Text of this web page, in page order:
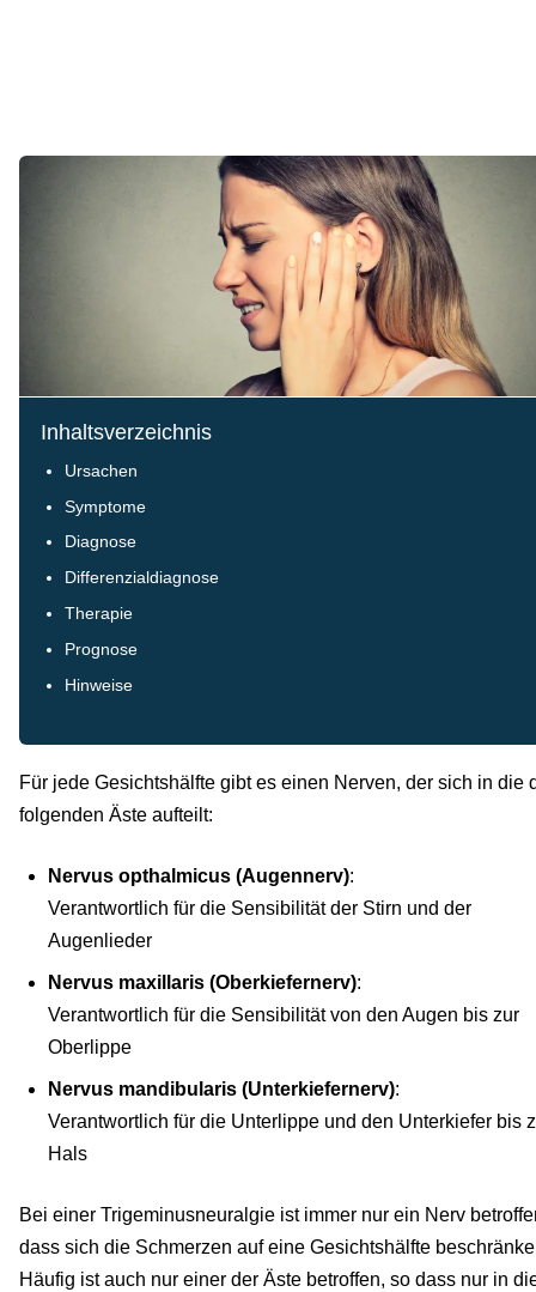
Inhaltsverzeichnis
Ursachen
Symptome
Diagnose
Differenzialdiagnose
Therapie
Prognose
Hinweise
Für jede Gesichtshälfte gibt es einen Nerven, der sich in die
folgenden Äste aufteilt:
Nervus opthalmicus (Augennerv):
Verantwortlich für die Sensibilität der Stirn und der
Augenlieder
Nervus maxillaris (Oberkiefernerv):
Verantwortlich für die Sensibilität von den Augen bis zur
Oberlippe
Nervus mandibularis (Unterkiefernerv):
Verantwortlich für die Unterlippe und den Unterkiefer bis
Hals
Bei einer Trigeminusneuralgie ist immer nur ein Nerv
dass sich die Schmerzen auf eine Gesichtshälfte
Häufig ist auch nur einer der Äste betroffen, so dass nur in